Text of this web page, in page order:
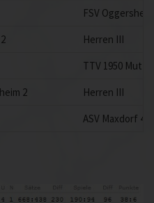
FSV
Herren III
TTV 1950
2
Herren III
ASV Maxdorf 4